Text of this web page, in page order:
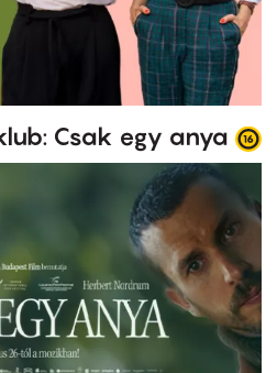
Csak egy anya